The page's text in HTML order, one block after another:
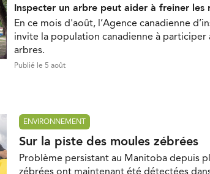
Inspecter un arbre peut aider à freiner les
En ce mois d'août, l’Agence canadienne
invite la population canadienne à participer
arbres.
Publié le 5 août
ENVIRONNEMENT
Sur la piste des moules zébrées
Problème persistant au Manitoba depuis
zébrées ont maintenant été détectées